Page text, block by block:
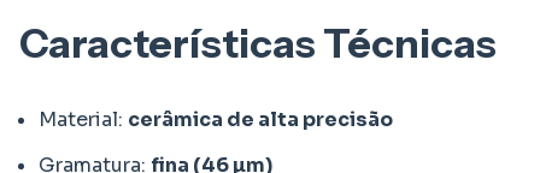
Características Técnicas
Material: cerâmica de alta precisão
Gramatura: fina (46 µm)